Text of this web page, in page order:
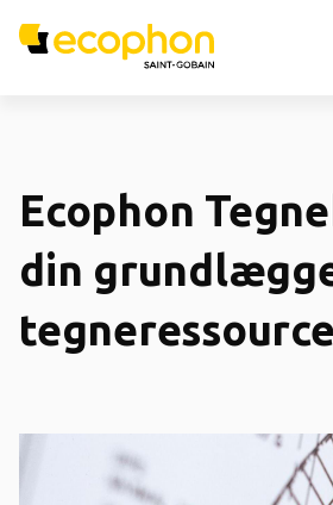
Ecophon
din
tegneressource